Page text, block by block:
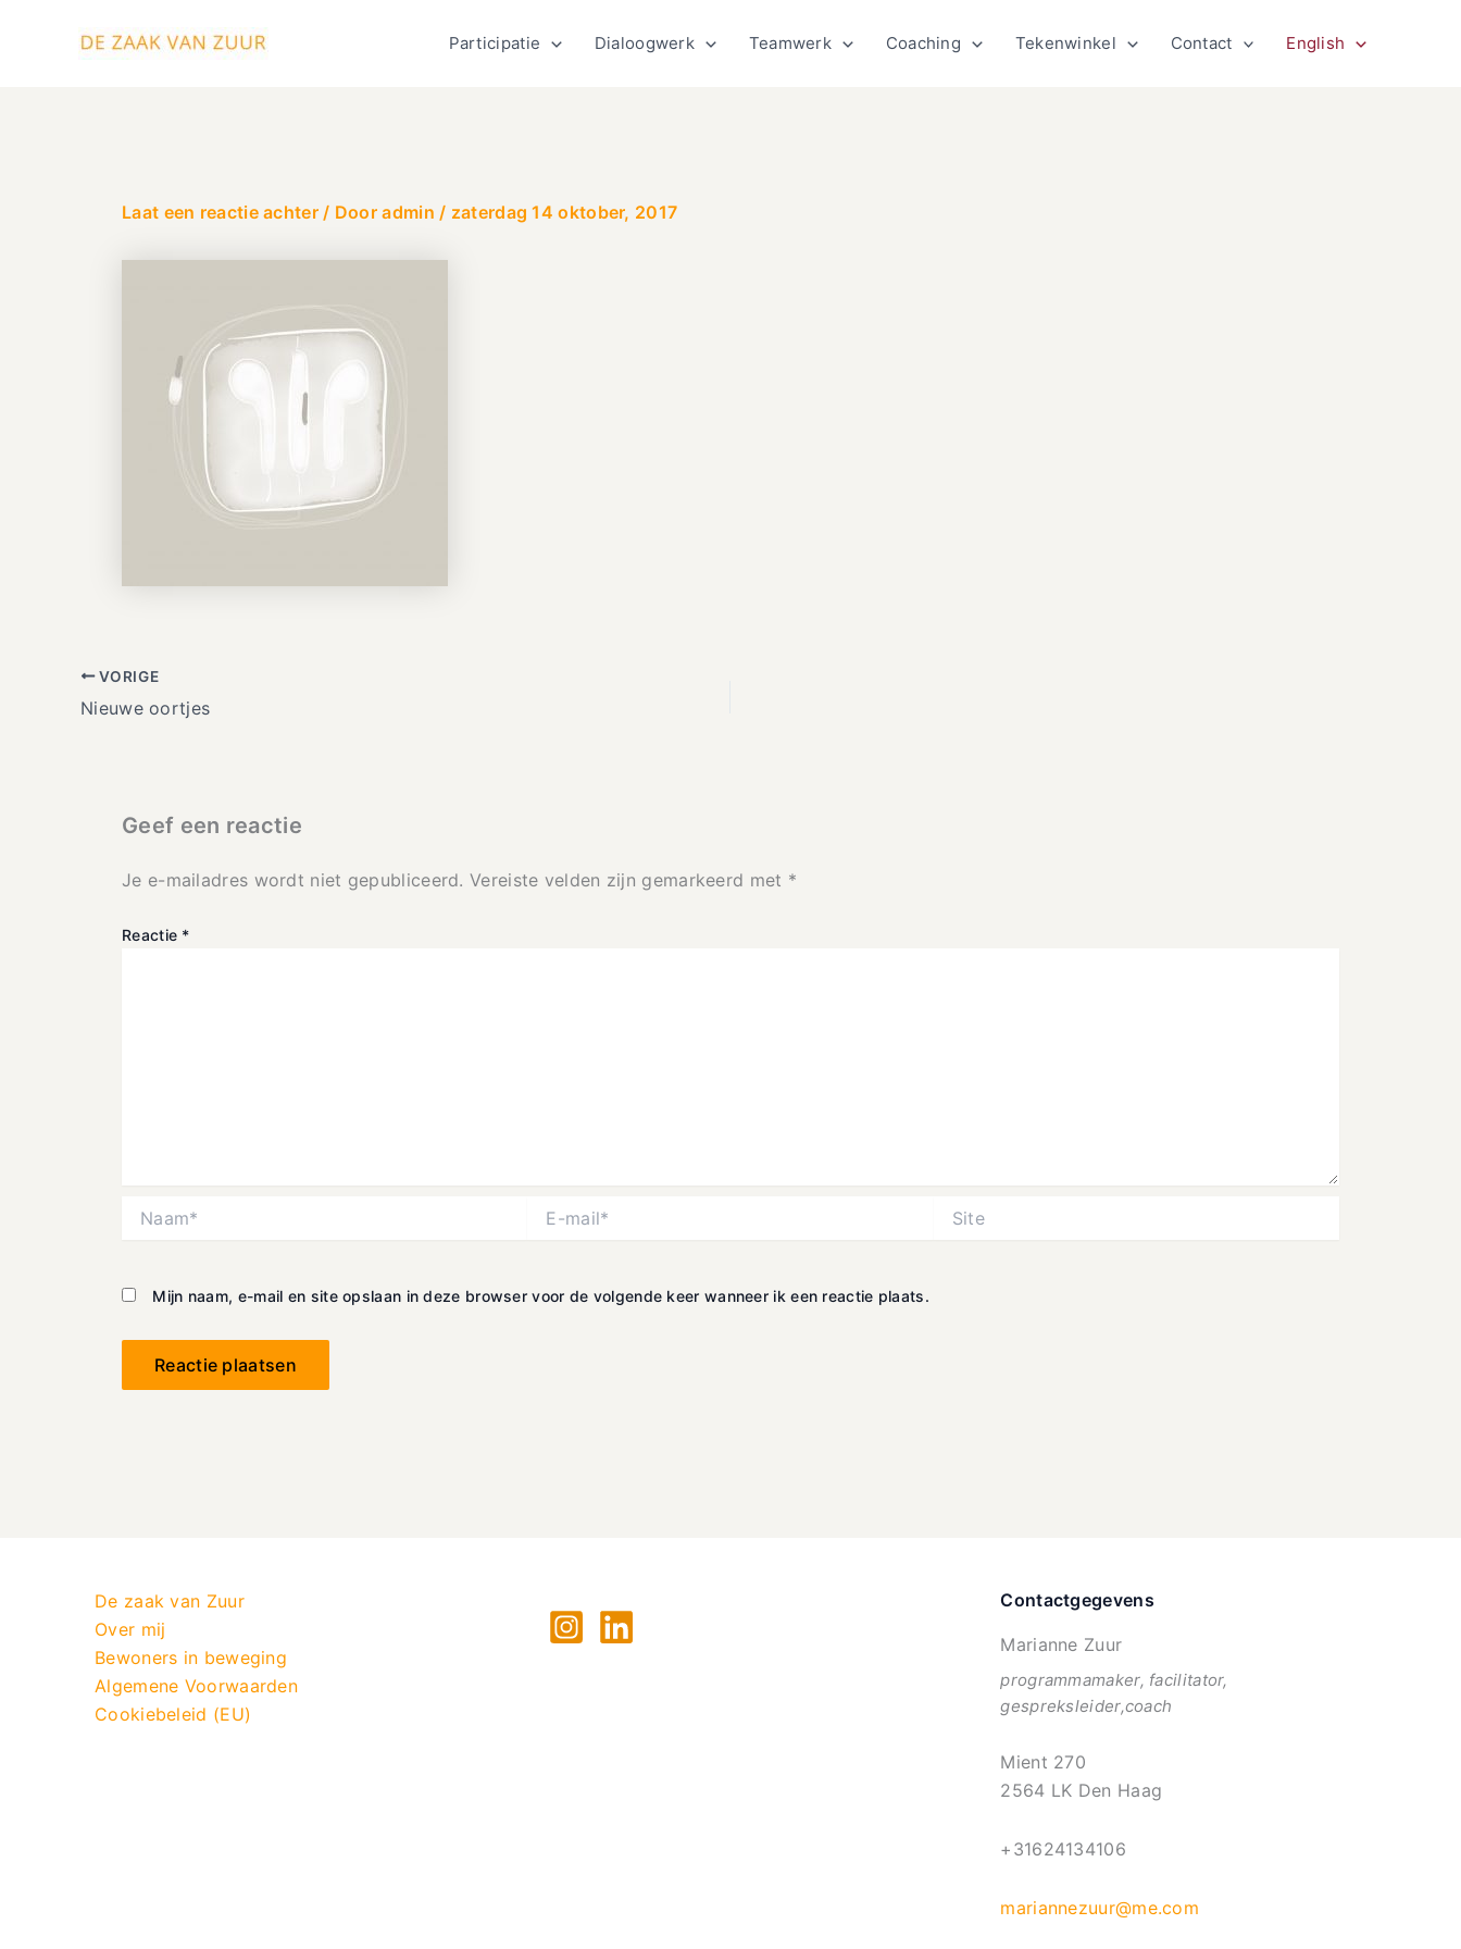
Participatie Dialoogwerk Teamwerk Coaching Tekenwinkel Contact English
Laat een reactie achter / Dooradmin/ zaterdag 14 oktober, 2017
VORIGE
Nieuwe oortjes
Geef een reactie
Je e-mailadres wordt niet gepubliceerd. Vereiste velden zijn gemarkeerd met *
Reactie *
mail*
Mijn naam, e-mail en site opslaan in deze browser voor de volgende keer wanneer ik een reactie plaats.
De zaak van Zuur
Over mij
Bewoners in beweging
Algemene Voorwaarden
Cookiebeleid (EU)
Contactgegevens
Marianne Zuur
programmamaker, facilitator,
gespreksleider,coach
Mient 270
2564 LK Den Haag
+31624134106
mariannezuur@me.com